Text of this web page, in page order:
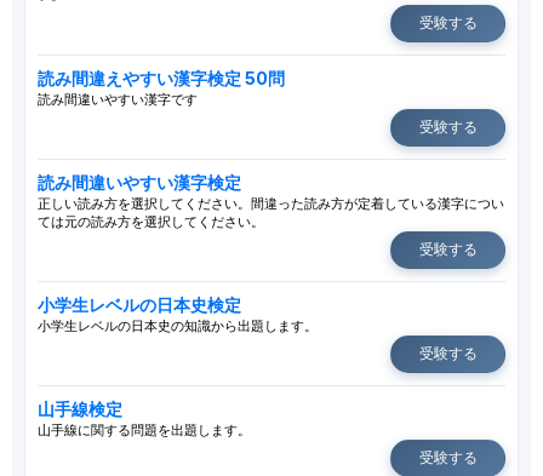
受験する
読み間違えやすい漢字検定 50問
読み間違いやすい漢字です
受験する
読み間違いやすい漢字検定
正しい読み方を選択してください。間違った読み方が定着している漢字につい
ては元の読み方を選択してください。
受験する
小学生レベルの日本史検定
小学生レベルの日本史の知識から出題します。
受験する
山手線検定
山手線に関する問題を出題します。
受験する